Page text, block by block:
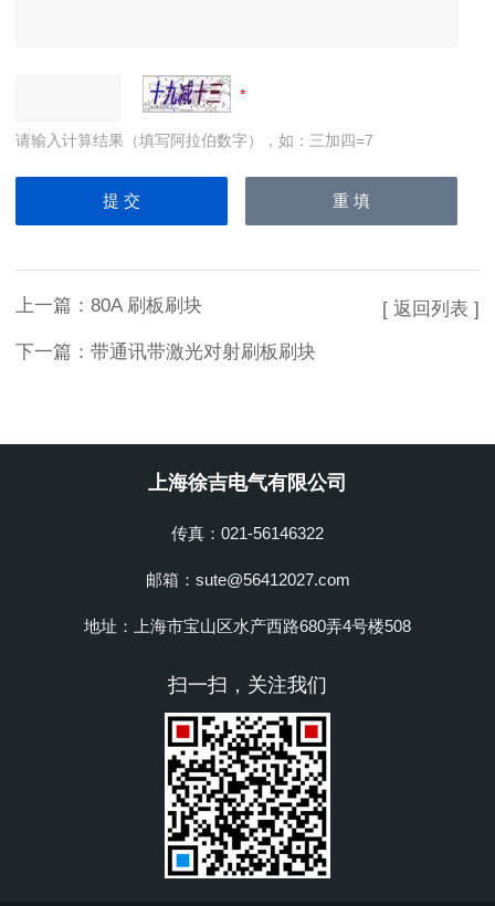
请输入计算结果（填写阿拉伯数字），如：三加四=7
上一篇： 80A 刷板刷块
下一篇： 带通讯带激光对射刷板刷块
[ 返回列表 ]
上海徐吉电气有限公司
传真：021-56146322
邮箱：sute@56412027.com
地址：上海市宝山区水产西路680弄4号楼508
扫一扫，关注我们